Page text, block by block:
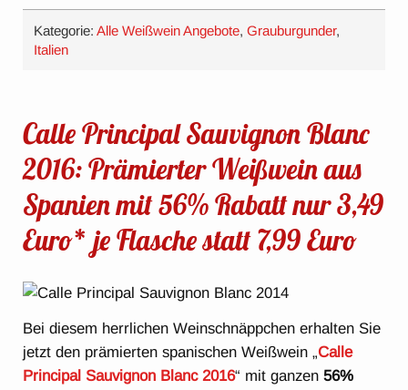
Kategorie:Alle Weißwein Angebote,Grauburgunder,
Italien
Calle Principal Sauvignon Blanc
2016: Prämierter Weißwein aus
Spanien mit 56% Rabatt nur 3,49
Euro* je Flasche statt 7,99 Euro
Bei diesem herrlichen Weinschnäppchen erhalten Sie
jetzt den prämierten spanischen Weißwein „Calle
Principal Sauvignon Blanc 2016“ mit ganzen56%